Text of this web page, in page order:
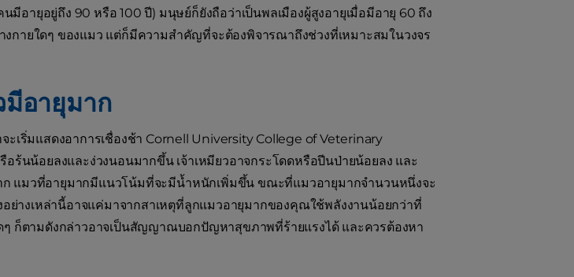
อายุอยู่ถึง 90 หรือ 100 ปี) มนุษย์ก็ยังถือว่าเป็นพลเมืองผู้สูงอายุเมื่อมีอายุ 60 ถึง
กายใดๆ ของแมว แต่ก็มีความสำคัญที่จะต้องพิจารณาถึงช่วงที่เหมาะสมในวงจร
อายุมาก
จะเริ่มแสดงอาการเชื่องช้า Cornell University College of Veterinary
อร้นน้อยลงและง่วงนอนมากขึ้น เจ้าเหมียวอาจกระโดดหรือปีนป่ายน้อยลง และ
าก แมวที่อายุมากมีแนวโน้มที่จะมีน้ำหนักเพิ่มขึ้น ขณะที่แมวอายุมากจำนวนหนึ่งจะ
ย่างเหล่านี้อาจแค่มาจากสาเหตุที่ลูกแมวอายุมากของคุณใช้พลังงานน้อยกว่าที่
ๆ ก็ตามดังกล่าวอาจเป็นสัญญาณบอกปัญหาสุขภาพที่ร้ายแรงได้ และควรต้องหา